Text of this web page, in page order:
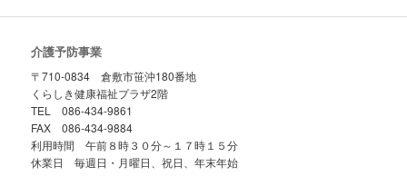
介護予防事業
〒710-0834 倉敷市笹沖180番地
くらしき健康福祉プラザ2階
TEL 086-434-9861
FAX 086-434-9884
利用時間 午前８時３０分～１７時１５分
休業日 毎週日・月曜日、祝日、年末年始